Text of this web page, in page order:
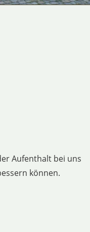
Aufenthalt bei uns
können.